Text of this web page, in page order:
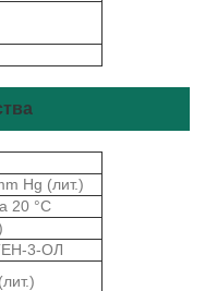
Hg (лит.)
20 °C
3-ОЛ